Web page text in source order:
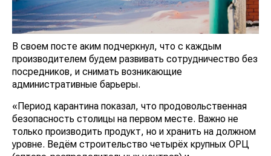
В своем посте аким подчеркнул, что с каждым
производителем будем развивать сотрудничество без
посредников, и снимать возникающие
административные барьеры.
«Период карантина показал, что продовольственная
безопасность столицы на первом месте. Важно не
только производить продукт, но и хранить на должном
уровне. Ведём строительство четырёх крупных ОРЦ